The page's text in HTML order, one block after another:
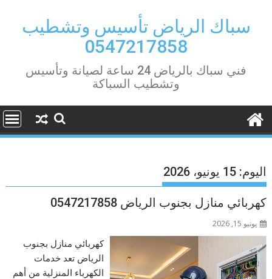
contentسباك الرياض تأسيس وتشطيب
0547217858
فني سباك بالرياض 24 ساعة لصيانة وتأسيس
وتشطيب السباكة
اليوم:15 يونيو، 2026
كهربائي منازل بجنوب الرياض 0547217858
يونيو 15, 2026
كهربائي منازل بجنوب
الرياض تعد خدمات
الكهرباء المنزلية من أهم